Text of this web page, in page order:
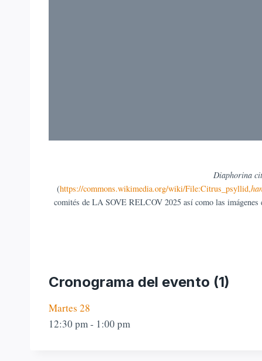
Diaphorina
(https://commons.wikimedia.org/wiki/File:Citrus_psyllid,
comités de LA SOVE RELCOV 2025 así como las imágenes
Cronograma del evento (1)
Martes 28
12:30 pm- 1:00 pm